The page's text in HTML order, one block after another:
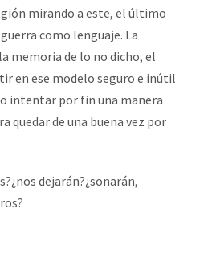
mirando a este, el último
como lenguaje. La
memoria de lo no dicho, el
en ese modelo seguro e inútil
intentar por fin una manera
quedar de una buena vez por
dejarán?¿sonarán,